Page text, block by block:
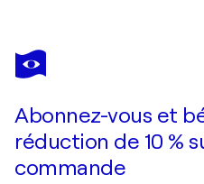
JACQUES
MAJOS
Je passe
Abonnez-vous et
réduction de 10 %
commande